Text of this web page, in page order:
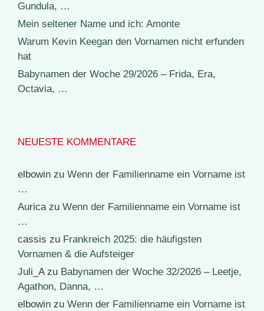
Gundula, …
Mein seltener Name und ich: Amonte
Warum Kevin Keegan den Vornamen nicht erfunden
hat
Babynamen der Woche 29/2026 – Frida, Era,
Octavia, …
NEUESTE KOMMENTARE
elbowin zu Wenn der Familienname ein Vorname ist
…
Auricazu Wenn der Familienname ein Vorname ist
…
cassis zu Frankreich 2025: die häufigsten
Vornamen & die Aufsteiger
Juli_Azu Babynamen der Woche 32/2026 – Leetje,
Agathon, Danna, …
elbowin zu Wenn der Familienname ein Vorname ist